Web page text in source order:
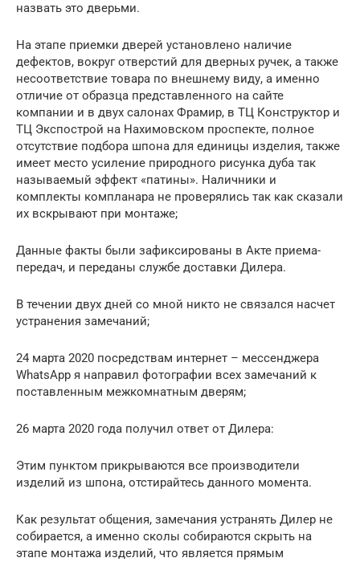
назвать это дверьми.
На этапе приемки дверей установлено наличие
дефектов, вокруг отверстий для дверных ручек, а также
несоответствие товара по внешнему виду, а именно
отличие от образца представленного на сайте
компании и в двух салонах Фрамир, в ТЦ Конструктор и
ТЦ Экспострой на Нахимовском проспекте, полное
отсутствие подбора шпона для единицы изделия, также
имеет место усиление природного рисунка дуба так
называемый эффект «патины». Наличники и
комплекты компланара не проверялись так как сказали
их вскрывают при монтаже;
Данные факты были зафиксированы в Акте приема-
передач, и переданы службе доставки Дилера.
В течении двух дней со мной никто не связался насчет
устранения замечаний;
24 марта 2020 посредствам интернет – мессенджера
WhatsApp я направил фотографии всех замечаний к
поставленным межкомнатным дверям;
26 марта 2020 года получил ответ от Дилера:
Этим пунктом прикрываются все производители
изделий из шпона, отстирайтесь данного момента.
Как результат общения, замечания устранять Дилер не
собирается, а именно сколы собираются скрыть на
этапе монтажа изделий, что является прямым